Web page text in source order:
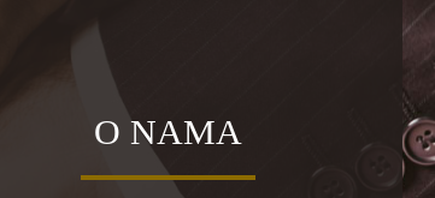
O NAMA